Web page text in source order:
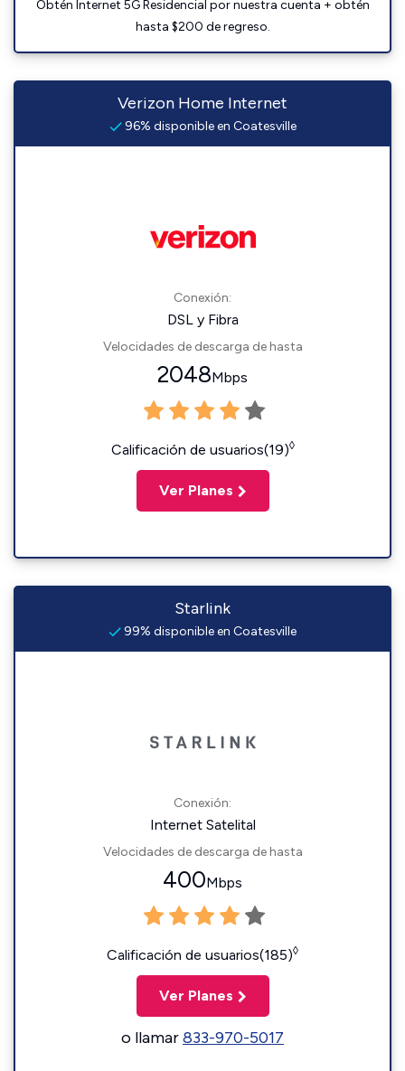
Obtén Internet 5G Residencial por nuestra cuenta + obtén
hasta $200 de regreso.
Verizon Home Internet
96% disponible en Coatesville
Conexión:
DSL y Fibra
Velocidades de descarga de hasta
2048Mbps
Calificación de usuarios(19)◊
Ver Planes
Starlink
99% disponible en Coatesville
Conexión:
Internet Satelital
Velocidades de descarga de hasta
400Mbps
Calificación de usuarios(185)◊
Ver Planes
o llamar833-970-5017